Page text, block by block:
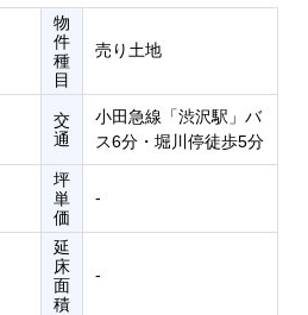
物
件
種
目
売り土地
交
通
小田急線「渋沢駅」バ
ス6分・堀川停徒歩5分
坪
単
価
‐
延
床
面
積
‐